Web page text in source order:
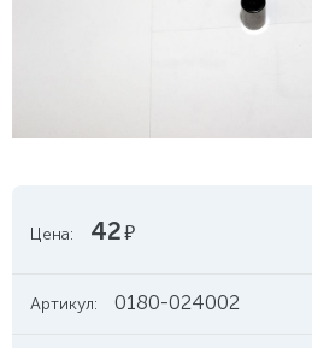
Цена: 42руб.
Артикул: 0180-024002